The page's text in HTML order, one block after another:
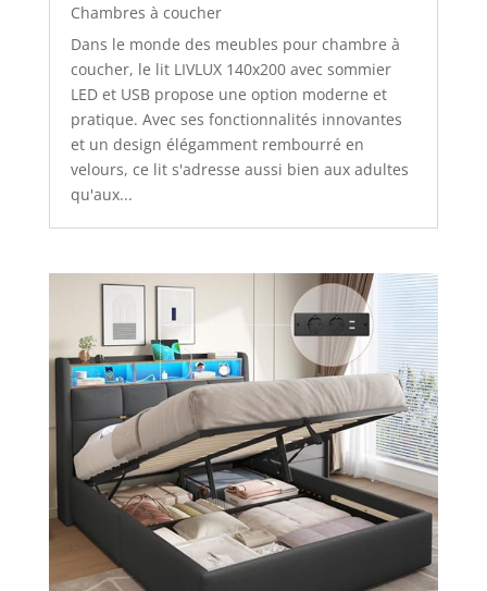
Chambres à coucher
Dans le monde des meubles pour chambre à
coucher, le lit LIVLUX 140x200 avec sommier
LED et USB propose une option moderne et
pratique. Avec ses fonctionnalités innovantes
et un design élégamment rembourré en
velours, ce lit s'adresse aussi bien aux adultes
qu'aux...